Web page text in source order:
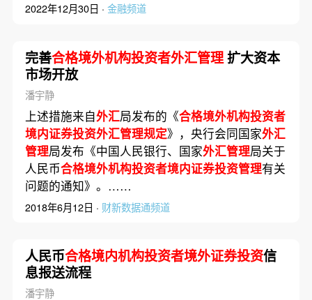
2022年12月30日 · 金融频道
完善合格境外机构投资者外汇管理扩大资本
市场开放
潘宇静
上述措施来自外汇局发布的《合格境外机构投资者
境内证券投资外汇管理规定》，央行会同国家外汇
管理局发布《中国人民银行、国家外汇管理局关于
人民币合格境外机构投资者境内证券投资管理有关
问题的通知》。……
2018年6月12日 · 财新数据通频道
人民币合格境内机构投资者境外证券投资信
息报送流程
潘宇静